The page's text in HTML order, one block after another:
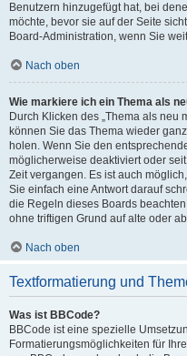
Benutzern hinzugefügt hat, bei
möchte, bevor sie auf der Seite
Board-Administration, wenn Sie
Nach oben
Wie markiere ich ein Thema als
Durch Klicken des „Thema als neu
können Sie das Thema wieder
holen. Wenn Sie den
möglicherweise deaktiviert oder
Zeit vergangen. Es ist auch
Sie einfach eine Antwort darauf
die Regeln dieses Boards
ohne triftigen Grund auf alte oder
Nach oben
Textformatierung und
Was ist BBCode?
BBCode ist eine spezielle
Formatierungsmöglichkeiten für